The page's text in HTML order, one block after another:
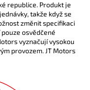
republice. Produkt je
takže když se
změnit specifikaci
osvědčené
vyznačují vysokou
provozem. JT Motors